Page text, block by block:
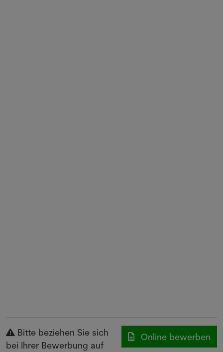
Bitte beziehen Sie sich
bei Ihrer Bewerbung auf
Online bewerben